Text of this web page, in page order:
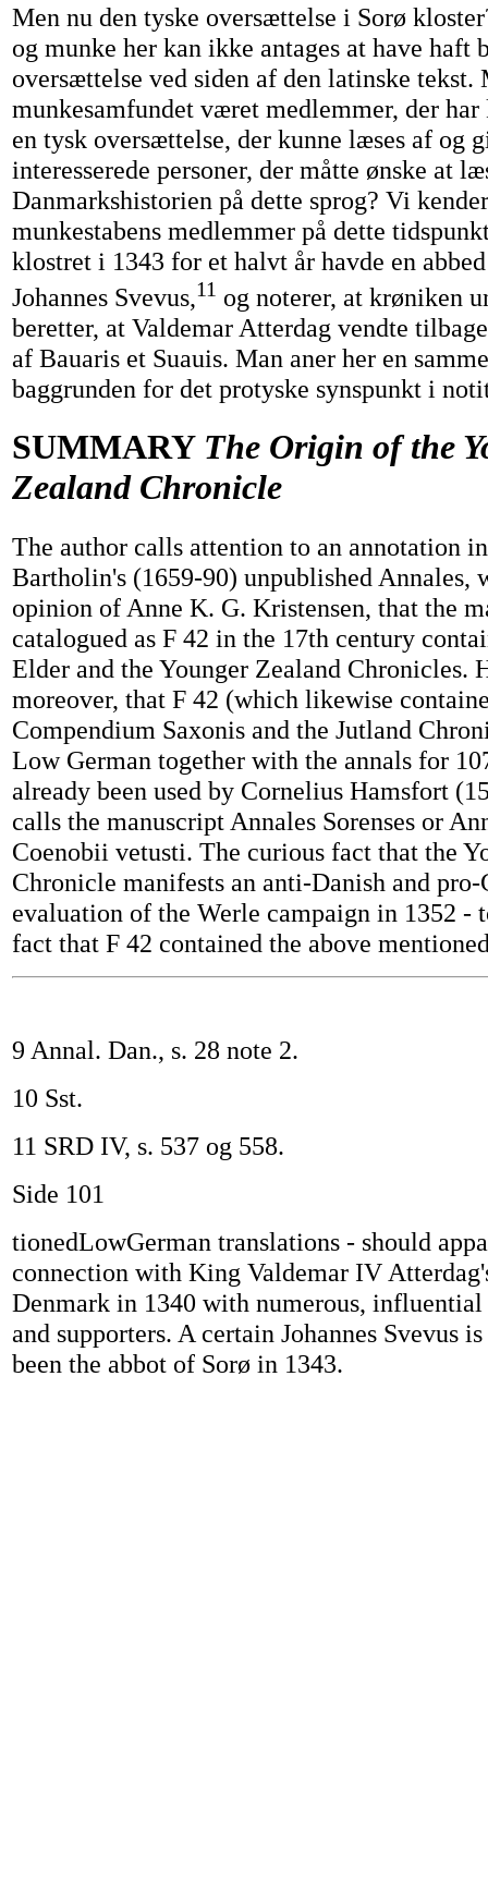
Men nu den tyske oversættelse i Sorø
og munke her kan ikke antages at have haft
oversættelse ved siden af den latinske tekst.
munkesamfundet været medlemmer, der
en tysk oversættelse, der kunne læses af og
interesserede personer, der måtte ønske at
Danmarkshistorien på dette sprog? Vi
munkestabens medlemmer på dette
klostret i 1343 for et halvt år havde en
Johannes Svevus,11 og noterer, at krøniken
beretter, at Valdemar Atterdag vendte
af Bauaris et Suauis. Man aner her en
baggrunden for det protyske synspunkt i
SUMMARY The Origin of the
Zealand Chronicle
The author calls attention to an annotation
Bartholin's (1659-90) unpublished Annales,
opinion of Anne K. G. Kristensen, that the
catalogued as F 42 in the 17th century
Elder and the Younger Zealand Chronicles.
moreover, that F 42 (which likewise
Compendium Saxonis and the Jutland
Low German together with the annals for
already been used by Cornelius Hamsfort
calls the manuscript Annales Sorenses or
Coenobii vetusti. The curious fact that the
Chronicle manifests an anti-Danish and pro-
evaluation of the Werle campaign in 1352 -
fact that F 42 contained the above
9 Annal. Dan., s. 28 note 2.
10 Sst.
11 SRD IV, s. 537 og 558.
Side 101
tionedLowGerman translations - should
connection with King Valdemar IV
Denmark in 1340 with numerous, influential
and supporters. A certain Johannes Svevus
been the abbot of Sorø in 1343.